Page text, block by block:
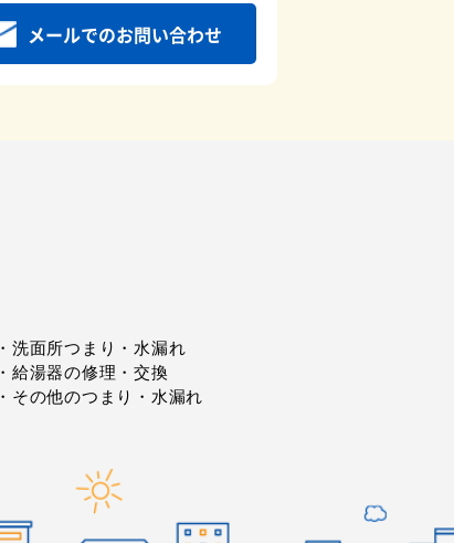
メールでのお問い合わせ
・洗⾯所つまり・水漏れ
・給湯器の修理・交換
・その他のつまり・水漏れ